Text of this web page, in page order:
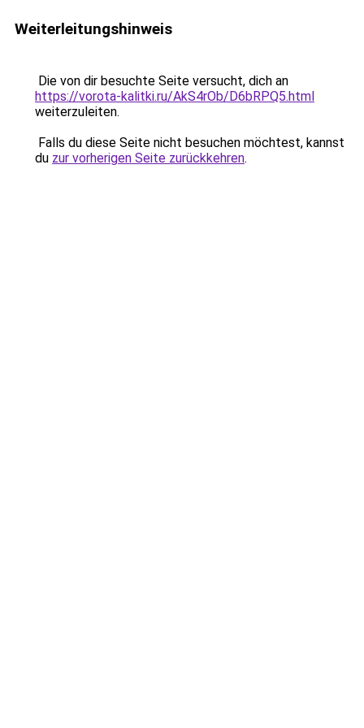
Weiterleitungshinweis
Die von dir besuchte Seite versucht, dich an
https://vorota-kalitki.ru/AkS4rOb/D6bRPQ5.html
weiterzuleiten.
Falls du diese Seite nicht besuchen möchtest, kannst
du zur vorherigen Seite zurückkehren.